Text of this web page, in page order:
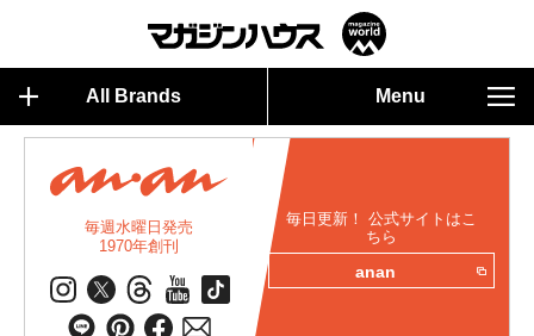
All Brands Menu
毎週水曜日発売
1970年創刊
毎日更新！ 公式サイトはこ
ちら
anan